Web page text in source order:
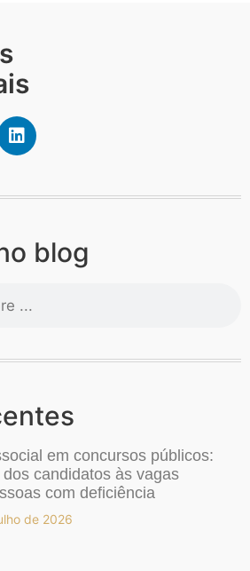
blog
em concursos públicos:
candidatos às vagas
com deficiência
de 2026